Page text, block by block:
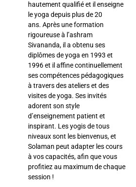
hautement qualifié et il enseigne
le yoga depuis plus de 20
ans. Après une formation
rigoureuse à l’ashram
Sivananda, il a obtenu ses
diplômes de yoga en 1993 et ​​
1996 et il affine continuellement
ses compétences pédagogiques
à travers des ateliers et des
visites de yoga. Ses invités
adorent son style
d’enseignement patient et
inspirant. Les yogis de tous
niveaux sont les bienvenus, et
Solaman peut adapter les cours
à vos capacités, afin que vous
profitiez au maximum de chaque
session !